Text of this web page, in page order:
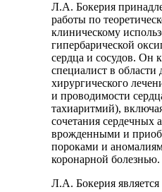
Л.А. Бокерия
работы по
клиническому
гипербарической
сердца и сосудов. Он
специалист в области
хирургического
и проводимости
тахиаритмий),
сочетания сердечных
врожденными и
пороками и
коронарной болезнью.
Л.А. Бокерия